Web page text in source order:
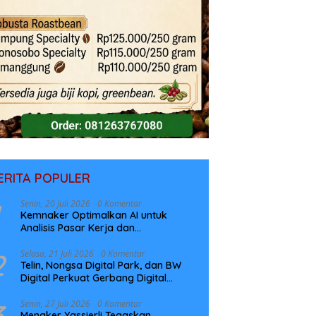
POPULER
Senin, 20 Juli 2026 0 Komentar
Kemnaker Optimalkan AI untuk
Analisis Pasar Kerja dan
Selasa, 21 Juli 2026 0 Komentar
Telin, Nongsa Digital Park, dan BW
Digital Perkuat Gerbang Digital
NCC
Senin, 27 Juli 2026 0 Komentar